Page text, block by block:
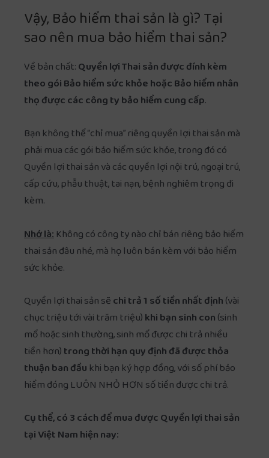
Vậy, Bảo hiểm thai sản là gì? Tại
sao nên mua bảo hiểm thai sản?
Về bản chất:Quyền lợi Thai sản được đính kèm
theo gói Bảo hiểm sức khỏe hoặc Bảo hiểm nhân
thọ được các công ty bảo hiểm cung cấp.
Bạn không thể “chỉ mua” riêng quyền lợi thai sản mà
phải mua các gói bảo hiểm sức khỏe, trong đó có
Quyền lợi thai sản và các quyền lợi nội trú, ngoại trú,
cấp cứu, phẫu thuật, tai nạn, bệnh nghiêm trọng đi
kèm.
Nhớ là:Không có công ty nào chỉ bán riêng bảo hiểm
thai sản đâu nhé, mà họ luôn bán kèm với bảo hiểm
sức khỏe.
Quyền lợi thai sản sẽchi trả 1 số tiền nhất định(vài
chục triệu tới vài trăm triệu)khi bạn sinh con(sinh
mổ hoặc sinh thường, sinh mổ được chi trả nhiều
tiền hơn)trong thời hạn quy định đã được thỏa
thuận ban đầukhi bạn ký hợp đồng, với số phí bảo
hiểm đóng LUÔN NHỎ HƠN số tiền được chi trả.
Cụ thể, có 3 cách để mua được Quyền lợi thai sản
tại Việt Nam hiện nay: